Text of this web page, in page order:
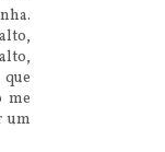
me
um